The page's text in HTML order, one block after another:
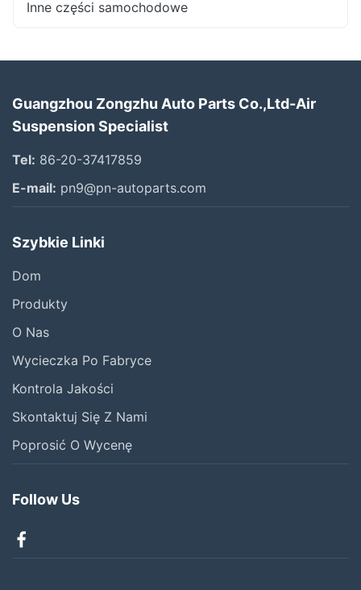
Inne części samochodowe
Guangzhou Zongzhu Auto Parts Co.,Ltd-Air
Suspension Specialist
Tel: 86-20-37417859
E-mail: pn9@pn-autoparts.com
Szybkie Linki
Dom
Produkty
O Nas
Wycieczka Po Fabryce
Kontrola Jakości
Skontaktuj Się Z Nami
Poprosić O Wycenę
Follow Us